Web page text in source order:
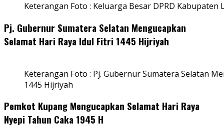
Keterangan Foto : Keluarga Besar DPRD
Pj. Gubernur Sumatera Selatan Mengucapkan
Selamat Hari Raya Idul Fitri 1445 Hijriyah
Keterangan Foto : Pj. Gubernur Sumatera Selatan
1445 Hijriyah
Pemkot Kupang Mengucapkan Selamat Hari Raya
Nyepi Tahun Caka 1945 H